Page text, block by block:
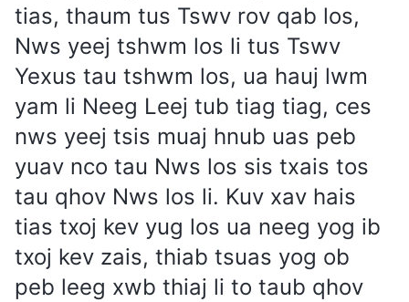
tias, thaum tus Tswv rov qab los,
Nws yeej tshwm los li tus Tswv
Yexus tau tshwm los, ua hauj lwm
yam li Neeg Leej tub tiag tiag, ces
nws yeej tsis muaj hnub uas peb
yuav nco tau Nws los sis txais tos
tau qhov Nws los li. Kuv xav hais
tias txoj kev yug los ua neeg yog ib
txoj kev zais, thiab tsuas yog ob
peb leeg xwb thiaj li to taub qhov